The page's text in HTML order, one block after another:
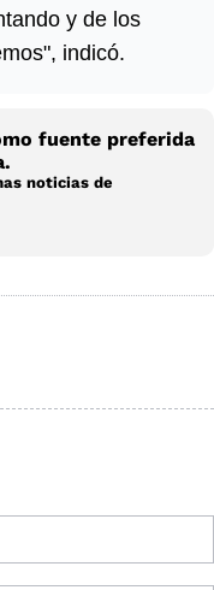
y de los
indicó.
fuente preferida
noticias de